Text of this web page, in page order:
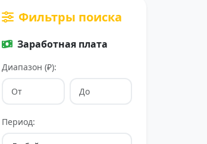
Фильтры поиска
Заработная плата
Диапазон (₽):
Период: